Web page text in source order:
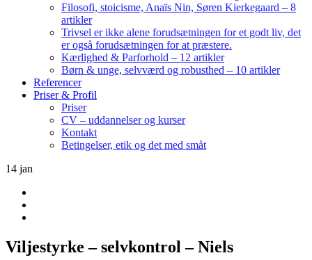
Filosofi, stoicisme, Anaïs Nin, Søren Kierkegaard – 8
artikler
Trivsel er ikke alene forudsætningen for et godt liv, det
er også forudsætningen for at præstere.
Kærlighed & Parforhold – 12 artikler
Børn & unge, selvværd og robusthed – 10 artikler
Referencer
Priser & Profil
Priser
CV – uddannelser og kurser
Kontakt
Betingelser, etik og det med småt
14 jan
Viljestyrke – selvkontrol – Niels